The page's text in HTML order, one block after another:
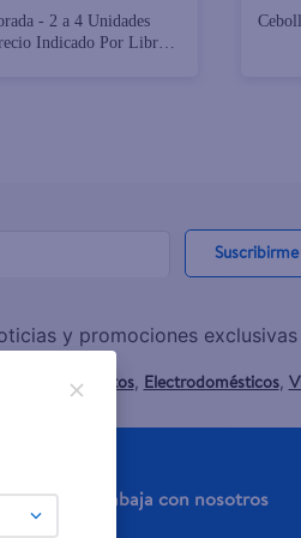
- 2 a 4 Unidades
Indicado Por Libra
Suscribirme
y promociones
Suplementos, Electrodomésticos,
Trabaja con nosotros